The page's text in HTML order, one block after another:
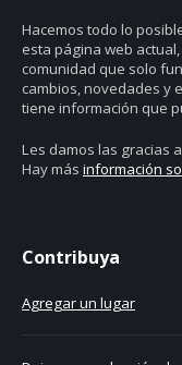
Hacemos todo lo
esta página web
comunidad que solo
cambios, novedades y
tiene información que
Les damos las gracias
Hay más información
Contribuya
Agregar un lugar